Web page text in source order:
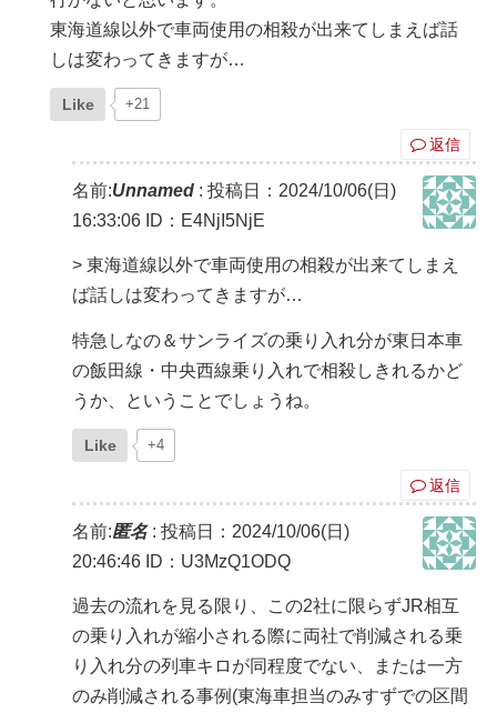
東海道線以外で車両使用の相殺が出来てしまえば話
しは変わってきますが…
Like +21
返信
名前:Unnamed : 投稿日：2024/10/06(日)
16:33:06 ID：E4NjI5NjE
> 東海道線以外で車両使用の相殺が出来てしまえ
ば話しは変わってきますが…
特急しなの＆サンライズの乗り入れ分が東日本車
の飯田線・中央西線乗り入れで相殺しきれるかど
うか、ということでしょうね。
Like +4
返信
名前:匿名: 投稿日：2024/10/06(日)
20:46:46 ID：U3MzQ1ODQ
過去の流れを見る限り、この2社に限らずJR相互
の乗り入れが縮小される際に両社で削減される乗
り入れ分の列車キロが同程度でない、または一方
のみ削減される事例(東海車担当のみすずでの区間